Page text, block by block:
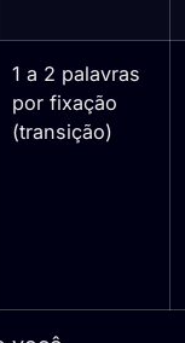
1 a 2 palavras
por fixação
(transição)